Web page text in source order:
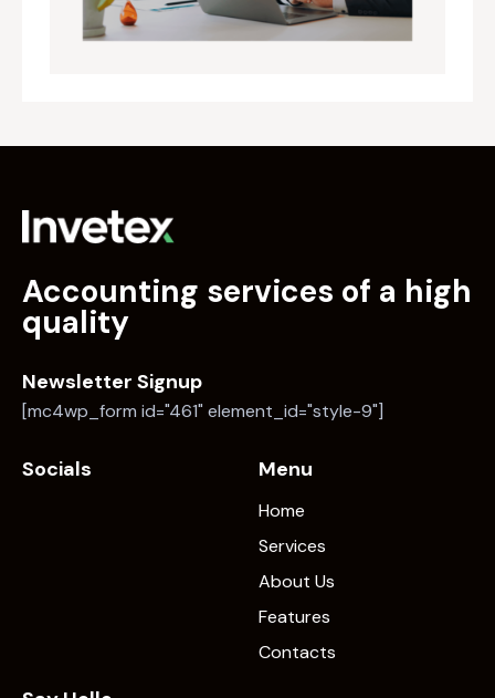
Accounting services of a high
quality
Newsletter Signup
[mc4wp_form id="461" element_id="style-9"]
Socials Menu
Home
Services
About Us
Features
Contacts